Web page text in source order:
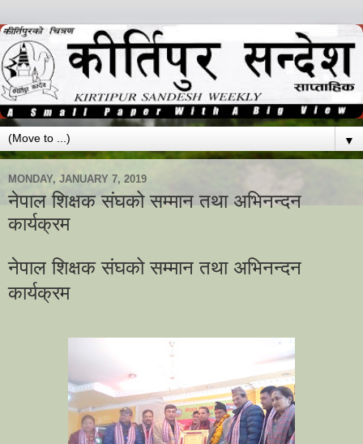
▼
MONDAY, JANUARY 7, 2019
नेपाल शिक्षक संघको सम्मान तथा अभिनन्दन
कार्यक्रम
नेपाल शिक्षक संघको सम्मान तथा अभिनन्दन
कार्यक्रम